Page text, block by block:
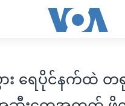
ား ရေပိုင်နက်ထဲ